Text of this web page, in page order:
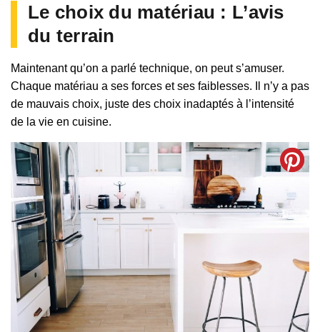
Le choix du matériau : L’avis
du terrain
Maintenant qu’on a parlé technique, on peut s’amuser.
Chaque matériau a ses forces et ses faiblesses. Il n’y a pas
de mauvais choix, juste des choix inadaptés à l’intensité
de la vie en cuisine.